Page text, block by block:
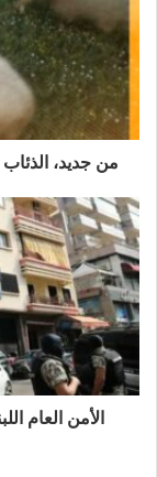
من جديد،
الأمن العام